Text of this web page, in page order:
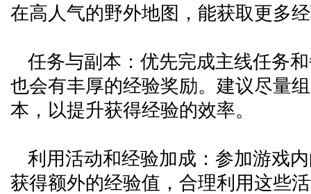
在高人气的野外地图，能获取更多
任务与副本：优先完成主线任务
也会有丰厚的经验奖励。建议尽量
本，以提升获得经验的效率。
利用活动和经验加成：参加游戏
获得额外的经验值，合理利用这些